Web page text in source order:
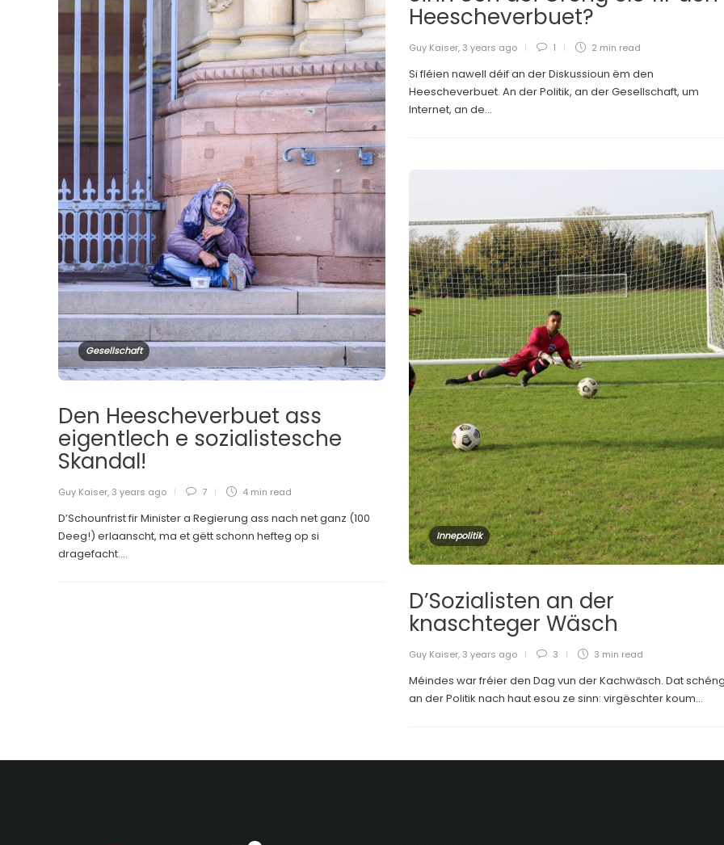
Heescheverbuet?
Guy Kaiser, 3 years ago 1 2 min read
Si fléien nawell déif an der Diskussioun ëm den
Heescheverbuet. An der Politik, an der Gesellschaft, um
Internet, an de...
Gesellschaft
Den Heescheverbuet ass
eigentlech e sozialistesche
Skandal!
Guy Kaiser, 3 years ago 7 4 min read
D’Schounfrist fir Minister a Regierung ass nach net ganz (100
Deeg!) erlaanscht, ma et gëtt schonn hefteg op si
dragefacht....
Innepolitik
D’Sozialisten an der
knaschteger Wäsch
Guy Kaiser, 3 years ago 3 3 min read
Méindes war fréier den Dag vun der Kachwäsch. Dat
an der Politik nach haut esou ze sinn: virgëschter koum...